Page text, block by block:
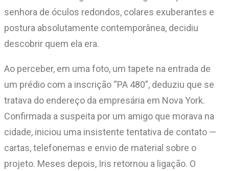
senhora de óculos redondos, colares exuberantes e
postura absolutamente contemporânea, decidiu
descobrir quem ela era.
Ao perceber, em uma foto, um tapete na entrada de
um prédio com a inscrição “PA 480”, deduziu que se
tratava do endereço da empresária em Nova York.
Confirmada a suspeita por um amigo que morava na
cidade, iniciou uma insistente tentativa de contato —
cartas, telefonemas e envio de material sobre o
projeto. Meses depois, Iris retornou a ligação. O